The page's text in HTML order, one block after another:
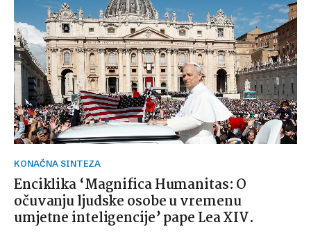
KONAČNA SINTEZA
Enciklika ‘Magnifica Humanitas: O
očuvanju ljudske osobe u vremenu
umjetne inteligencije’ pape Lea XIV.